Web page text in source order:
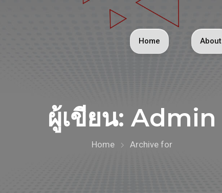
Home About
ผู้เขียน: Admin
Home Archive for